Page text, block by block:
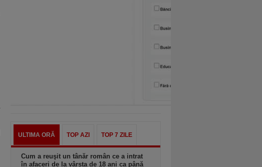
ULTIMA ORĂ TOP AZI TOP 7 ZILE
Cum a reuşit un tânăr român ce a intrat
în afaceri de la vârsta de 18 ani ca până